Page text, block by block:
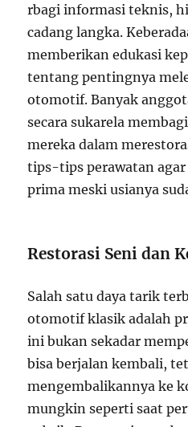
rbagi informasi teknis,
cadang langka.
memberikan edukasi
tentang pentingnya
otomotif. Banyak
secara sukarela
mereka dalam
tips-tips perawatan
prima meski usianya
Restorasi Seni dan
Salah satu daya tarik
otomotif klasik adalah
ini bukan sekadar
bisa berjalan kembali,
mengembalikannya ke
mungkin seperti saat